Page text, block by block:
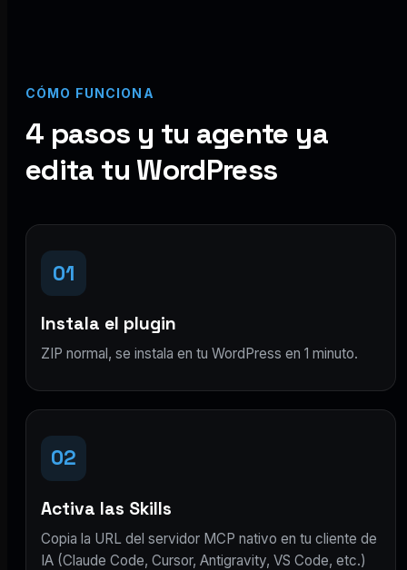
CÓMO FUNCIONA
4 pasos y tu agente ya
edita tu WordPress
01
Instala el plugin
ZIP normal, se instala en tu WordPress en 1 minuto.
02
Activa las Skills
Copia la URL del servidor MCP nativo en tu cliente de
IA (Claude Code, Cursor, Antigravity, VS Code, etc.)